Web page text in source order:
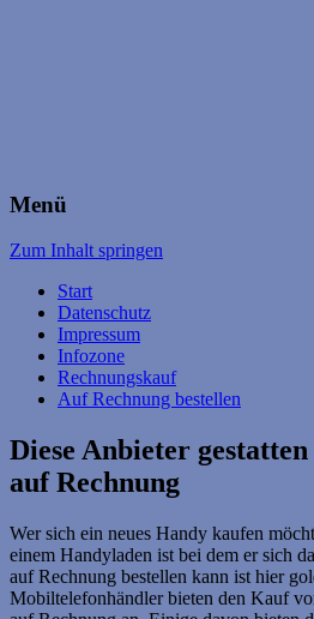
Menü
Zum Inhalt springen
Start
Datenschutz
Impressum
Infozone
Rechnungskauf
Auf Rechnung bestellen
Diese Anbieter
auf Rechnung
Wer sich ein neues Handy kaufen
einem Handyladen ist bei dem er sich
auf Rechnung bestellen kann ist hier
Mobiltelefonhändler bieten den Kauf